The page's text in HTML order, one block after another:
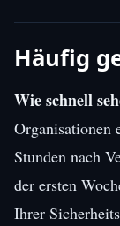
Häufig
Wie schnell
Organisationen
Stunden nach
der ersten
Ihrer